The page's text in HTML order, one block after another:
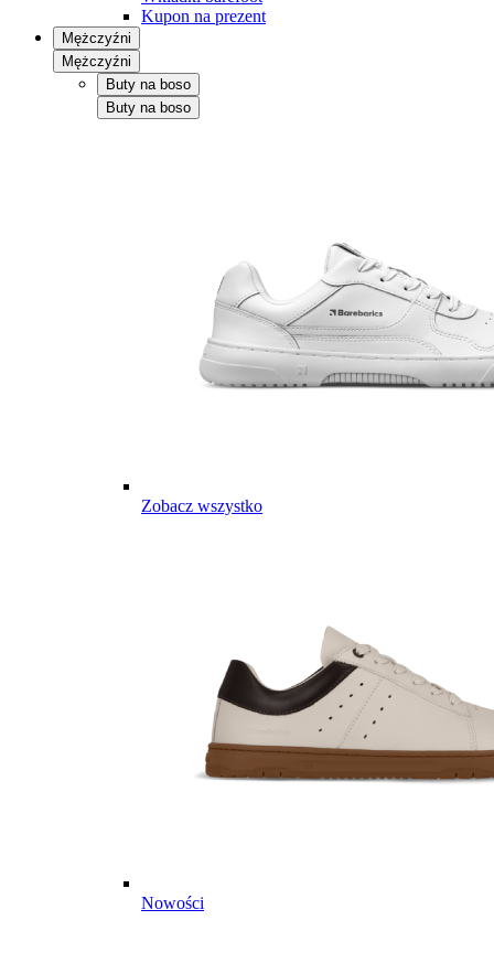
Kupon na prezent
Mężczyźni
Mężczyźni
Buty na boso
Buty na boso
Zobacz wszystko
Nowości